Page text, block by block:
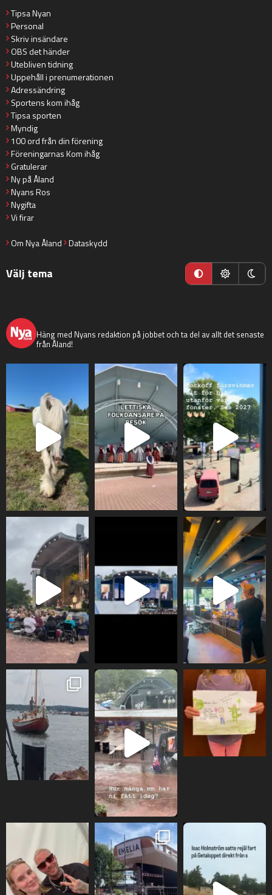
Tipsa Nyan
Personal
Skriv insändare
OBS det händer
Utebliven tidning
Uppehåll i prenumerationen
Adressändring
Sportens kom ihåg
Tipsa sporten
Myndig
100 ord från din förening
Föreningarnas Kom ihåg
Gratulerar
Ny på Åland
Nyans Ros
Nygifta
Vi firar
Om Nya Åland Dataskydd
Välj tema
Häng med Nyans redaktion på jobbet och ta del av allt det senaste
från Åland!